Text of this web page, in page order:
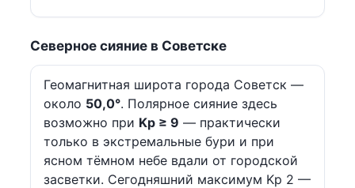
Северное сияние в Советске
Геомагнитная широта города Советск —
около 50,0°. Полярное сияние здесь
возможно при Kp ≥ 9 — практически
только в экстремальные бури и при
ясном тёмном небе вдали от городской
засветки. Сегодняшний максимум Kp 2 —